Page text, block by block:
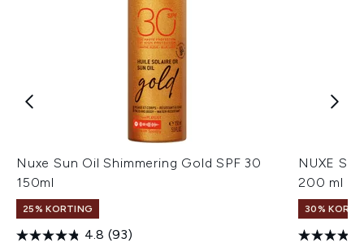
Nuxe Sun Oil Shimmering Gold SPF 30
150ml
25% KORTING
4.8 (93)
NUXE
200 ml
30%